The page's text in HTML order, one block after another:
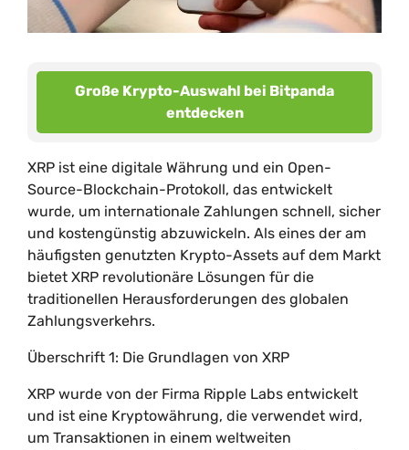
Große Krypto-Auswahl bei Bitpanda
entdecken
XRP ist eine digitale Währung und ein Open-
Source-Blockchain-Protokoll, das entwickelt
wurde, um internationale Zahlungen schnell, sicher
und kostengünstig abzuwickeln. Als eines der am
häufigsten genutzten Krypto-Assets auf dem Markt
bietet XRP revolutionäre Lösungen für die
traditionellen Herausforderungen des globalen
Zahlungsverkehrs.
Überschrift 1: Die Grundlagen von XRP
XRP wurde von der Firma Ripple Labs entwickelt
und ist eine Kryptowährung, die verwendet wird,
um Transaktionen in einem weltweiten